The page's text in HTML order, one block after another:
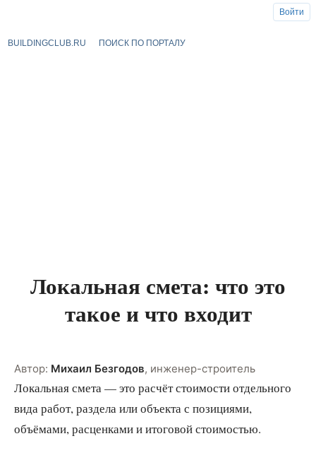
BUILDINGCLUB.RU ПОИСК ПО ПОРТАЛУ
Локальная смета: что это
такое и что входит
Автор: Михаил Безгодов, инженер-строитель
Локальная смета — это расчёт стоимости отдельного
вида работ, раздела или объекта с позициями,
объёмами, расценками и итоговой стоимостью.
Войти